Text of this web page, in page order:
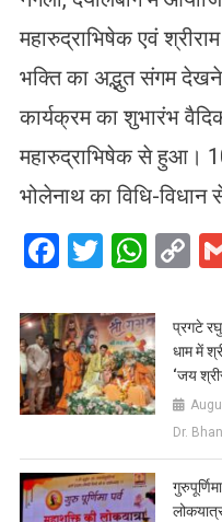
महारुद्राभिषेक एवं
भक्ति का अद्भुत संगम देखने
कार्यक्रम का शुभारंभ
महारुद्राभिषेक से हुआ।
भोलेनाथ का विधि-विधान
Facebook
Twitter
प्रगटे
धाम में
‘जय
Dr.